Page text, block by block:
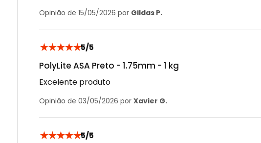
Opinião de 15/05/2026 por Gildas P.
★★★★★5/5
PolyLite ASA Preto - 1.75mm - 1 kg
Excelente produto
Opinião de 03/05/2026 por Xavier G.
★★★★★5/5